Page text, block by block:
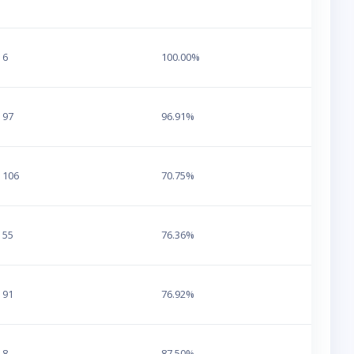
6 100.00%
97 96.91%
106 70.75%
55 76.36%
91 76.92%